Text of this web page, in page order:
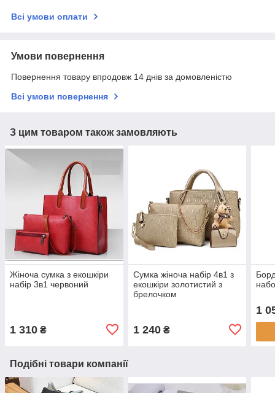
Всі умови оплати
Умови повернення
Повернення товару впродовж 14 днів за домовленістю
Всі умови повернення
З цим товаром також замовляють
Жіноча сумка з екошкіри
набір 3в1 червоний
1 310 ₴
Сумка жіноча набір 4в1 з
екошкіри золотистий з
брелочком
1 240₴
1
Подібні товари компанії